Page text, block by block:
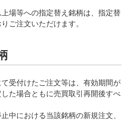
場等への指定替え銘柄は、指定替
ご注文いただけます。
受付けたご注文等は、有効期間が
た場合ともに売買取引再開後すべ
中における当該銘柄の新規注文、